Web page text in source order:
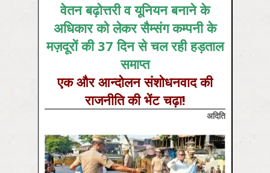
वेतन बढ़ोत्तरी व यूनियन बनाने के
अधिकार को लेकर सैम्संग कम्पनी के
मज़दूरों की 37 दिन से चल रही हड़ताल
समाप्त
एक और आन्दोलन संशोधनवाद की
राजनीति की भेंट चढ़ा!
अदिति